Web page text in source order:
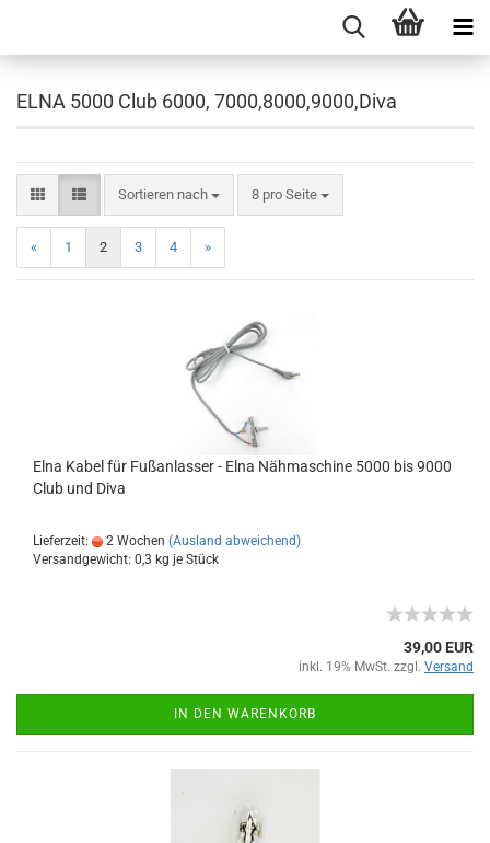
ELNA 5000 Club 6000, 7000,8000,9000,Diva
Sortieren nach 8 pro Seite
« 1 2 3 4 »
Elna Kabel für Fußanlasser - Elna Nähmaschine 5000 bis 9000
Club und Diva
Lieferzeit: 2 Wochen (Ausland abweichend)
Versandgewicht: 0,3 kg je Stück
39,00 EUR
inkl. 19% MwSt. zzgl. Versand
IN DEN WARENKORB